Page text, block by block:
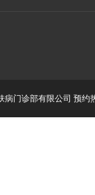
病门诊部有限公司 预约